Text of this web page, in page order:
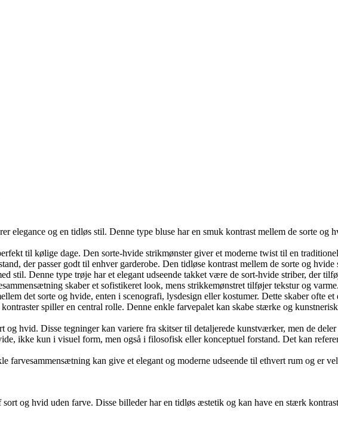
elegance og en tidløs stil. Denne type bluse har en smuk kontrast mellem de sorte og
til kølige dage. Den sorte-hvide strikmønster giver et moderne twist til en
der passer godt til enhver garderobe. Den tidløse kontrast mellem de sorte og
stil. Denne type trøje har et elegant udseende takket være de sort-hvide striber, der
skaber et sofistikeret look, mens strikkemønstret tilføjer tekstur og varme.
det sorte og hvide, enten i scenografi, lysdesign eller kostumer. Dette skaber ofte
spiller en central rolle. Denne enkle farvepalet kan skabe stærke og
hvid. Disse tegninger kan variere fra skitser til detaljerede kunstværker, men de
ikke kun i visuel form, men også i filosofisk eller konceptuel forstand. Det kan
kan give et elegant og moderne udseende til ethvert rum og er
og hvid uden farve. Disse billeder har en tidløs æstetik og kan have en stærk